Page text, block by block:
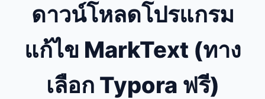
ดาวน์โหลดโปรแกรม
แก้ไข MarkText (ทาง
เลือก Typora ฟรี)